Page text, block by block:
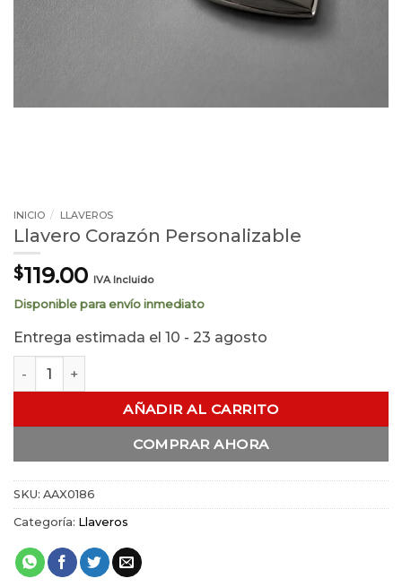
INICIO / LLAVEROS
Llavero Corazón Personalizable
$119.00 IVA Incluido
Disponible para envío inmediato
Entrega estimada el 10 - 23 agosto
Llavero Corazón Personalizable cantidad
AÑADIR AL CARRITO
COMPRAR AHORA
SKU: AAX0186
Categoría: Llaveros